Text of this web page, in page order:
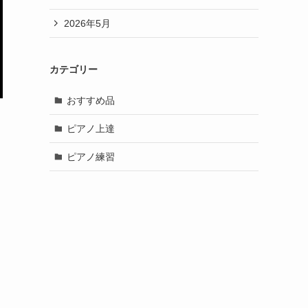
2026年5月
カテゴリー
おすすめ品
ピアノ上達
ピアノ練習